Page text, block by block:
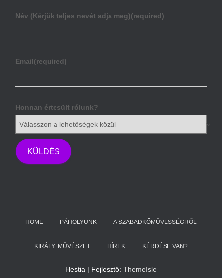
Név (Kérjük teljes nevét adja meg)(required)
Email(required)
Honnan értesült rólunk?
KÜLDÉS
HOME PÁHOLYUNK A SZABADKŐMŰVESSÉGRŐL
KIRÁLYI MŰVÉSZET HÍREK KÉRDÉSE VAN?
Hestia | Fejlesztő: ThemeIsle